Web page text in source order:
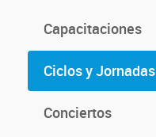
Capacitaciones
Ciclos y Jornadas
Conciertos